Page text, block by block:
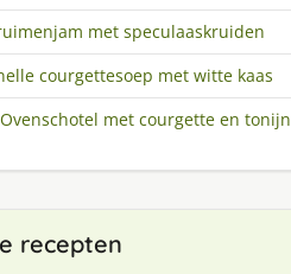
met speculaaskruiden
courgettesoep met witte kaas
Ovenschotel met courgette en tonijn
recepten